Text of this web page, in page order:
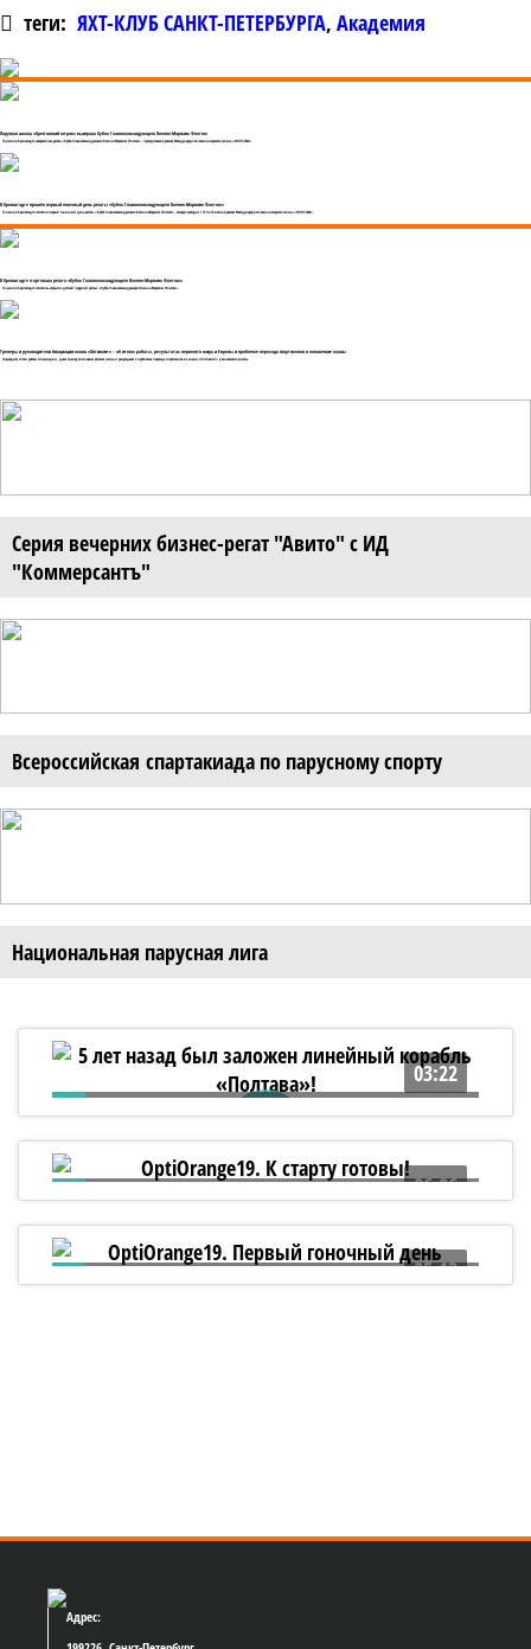
теги: ЯХТ-КЛУБ САНКТ-ПЕТЕРБУРГА, Академия
Парусная школа «Крестовский остров» выиграла Кубок Главнокомандующего Военно-Морским Флотом
14 июня в Кронштадте завершилась регата «Кубок Главнокомандующего Военно-Морским Флотом», проходившая в рамках Международного военно-морского салона «ФЛОТ-2026».
В Кронштадте прошёл первый гоночный день регаты «Кубок Главнокомандующего Военно-Морским Флотом»
13 июня в Кронштадте состоялся первый гоночный день регаты «Кубок Главнокомандующего Военно-Морским Флотом», которая проходит с 12 по 14 июня в рамках Международного военно-морского салона «ФЛОТ-2026».
В Кронштадте стартовала регата «Кубок Главнокомандующего Военно-Морским Флотом»
12 июня в Кронштадте состоялось открытие детской парусной регаты «Кубок Главнокомандующего Военно-Морским Флотом».
Тренеры и руководители Ассоциации класса «Оптимист» – об итогах работы, результатах первенств мира и Европы и проблеме перехода спортсменов в юношеские классы
Подводим итоги работы Ассоциации, даем оценку ключевым регатам сезона и рассуждаем о проблемах перехода спортсменов из класса «Оптимист» в юношеские классы.
Серия вечерних бизнес-регат "Авито" с ИД
"Коммерсантъ"
Всероссийская спартакиада по парусному спорту
Национальная парусная лига
03:22
5 лет назад был заложен линейный
корабль «Полтава»!
06:06
OptiOrange19. К старту готовы!
05:13
OptiOrange19. Первый гоночный день
Адрес: